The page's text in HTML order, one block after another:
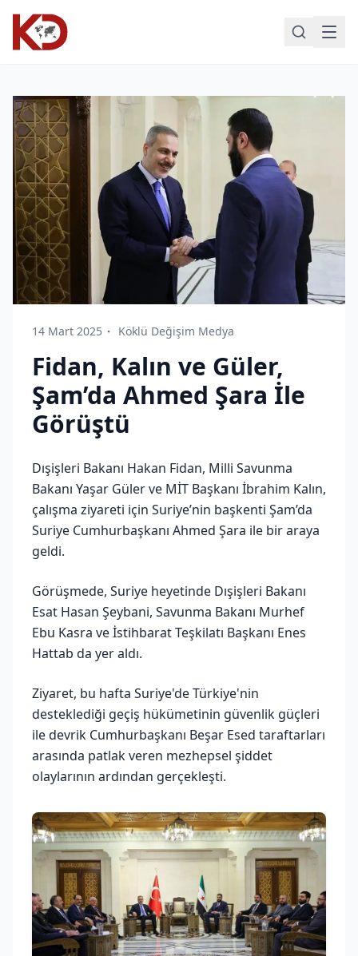
14 Mart 2025 Köklü Değişim Medya
Fidan, Kalın ve Güler,
Şam’da Ahmed Şara İle
Görüştü
Dışişleri Bakanı Hakan Fidan, Milli Savunma
Bakanı Yaşar Güler ve MİT Başkanı İbrahim Kalın,
çalışma ziyareti için Suriye’nin başkenti Şam’da
Suriye Cumhurbaşkanı Ahmed Şara ile bir araya
geldi.
Görüşmede, Suriye heyetinde Dışişleri Bakanı
Esat Hasan Şeybani, Savunma Bakanı Murhef
Ebu Kasra ve İstihbarat Teşkilatı Başkanı Enes
Hattab da yer aldı.
Ziyaret, bu hafta Suriye'de Türkiye'nin
desteklediği geçiş hükümetinin güvenlik güçleri
ile devrik Cumhurbaşkanı Beşar Esed taraftarları
arasında patlak veren mezhepsel şiddet
olaylarının ardından gerçekleşti.